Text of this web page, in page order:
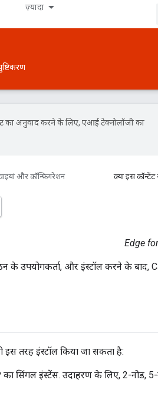
ज़्यादा
का अनुवाद करने के लिए, एआई टेक्नोलॉजी का
और कॉन्फ़िगरेशन क्या इस
Edge
उपयोगकर्ता, और इंस्टॉल करने के बाद,
तरह इंस्टॉल किया जा सकता है:
सिंगल इंस्टेंस. उदाहरण के लिए, 2-नोड,